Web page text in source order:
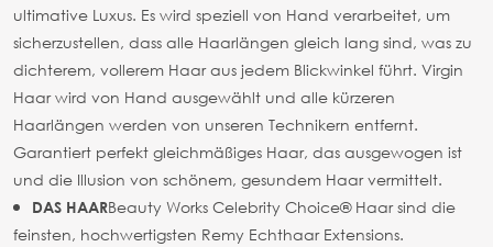
ultimative Luxus. Es wird speziell von Hand verarbeitet, um
sicherzustellen, dass alle Haarlängen gleich lang sind, was zu
dichterem, vollerem Haar aus jedem Blickwinkel führt. Virgin
Haar wird von Hand ausgewählt und alle kürzeren
Haarlängen werden von unseren Technikern entfernt.
Garantiert perfekt gleichmäßiges Haar, das ausgewogen ist
und die Illusion von schönem, gesundem Haar vermittelt.
DAS HAARBeauty Works Celebrity Choice® Haar sind die
feinsten, hochwertigsten Remy Echthaar Extensions.